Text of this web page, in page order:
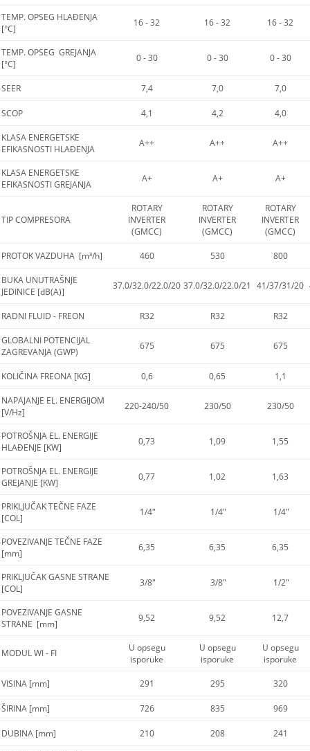
TEMP. OPSEG HLAĐENJA
[°C]
16 - 32 16 - 32 16 - 32
TEMP. OPSEG GREJANJA
[°C]
0 - 30 0 - 30 0 - 30
SEER 7,4 7,0 7,0
SCOP 4,1 4,2 4,0
KLASA ENERGETSKE
EFIKASNOSTI HLAĐENJA
A++ A++ A++
KLASA ENERGETSKE
EFIKASNOSTI GREJANJA
A+ A+ A+
TIP COMPRESORA
ROTARY
INVERTER
(GMCC)
ROTARY
INVERTER
(GMCC)
ROTARY
INVERTER
(GMCC)
PROTOK VAZDUHA [m³/h] 460 530 800
BUKA UNUTRAŠNJE
JEDINICE [dB(A)]
37.0/32.0/22.0/20 37.0/32.0/22.0/21 41/37/31/20
RADNI FLUID - FREON R32 R32 R32
GLOBALNI POTENCIJAL
ZAGREVANJA (GWP)
675 675 675
KOLIČINA FREONA [KG] 0,6 0,65 1,1
NAPAJANJE EL. ENERGIJOM
[V/Hz]
220-240/50 230/50 230/50
POTROŠNJA EL. ENERGIJE
HLAĐENJE [KW]
0,73 1,09 1,55
POTROŠNJA EL. ENERGIJE
GREJANJE [KW]
0,77 1,02 1,63
PRIKLJUČAK TEČNE FAZE
[COL]
1/4" 1/4" 1/4"
POVEZIVANJE TEČNE FAZE
[mm]
6,35 6,35 6,35
PRIKLJUČAK GASNE STRANE
[COL]
3/8" 3/8" 1/2"
POVEZIVANJE GASNE
STRANE [mm]
9,52 9,52 12,7
MODUL WI - FI
U opsegu
isporuke
U opsegu
isporuke
U opsegu
isporuke
VISINA [mm] 291 295 320
ŠIRINA [mm] 726 835 969
DUBINA [mm] 210 208 241